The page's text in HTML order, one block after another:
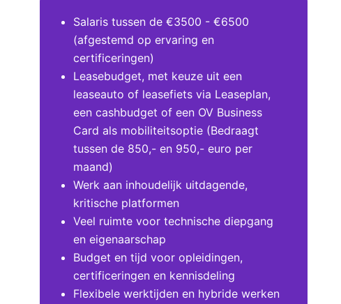
Salaris tussen de €3500 - €6500
(afgestemd op ervaring en
certificeringen)
Leasebudget, met keuze uit een
leaseauto of leasefiets via Leaseplan,
een cashbudget of een OV Business
Card als mobiliteitsoptie (Bedraagt
tussen de 850,- en 950,- euro per
maand)
Werk aan inhoudelijk uitdagende,
kritische platformen
Veel ruimte voor technische diepgang
en eigenaarschap
Budget en tijd voor opleidingen,
certificeringen en kennisdeling
Flexibele werktijden en hybride werken